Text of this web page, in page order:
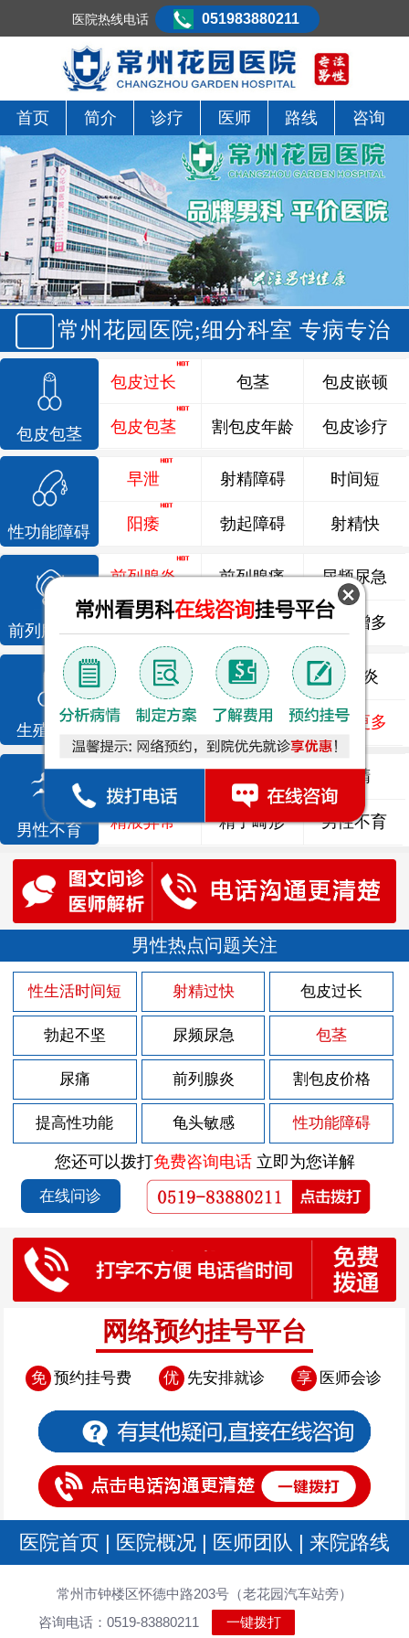
首页 简介 诊疗 医师 路线 咨询
常州花园医院;细分科室 专病专治
包皮包茎
包皮过长
包皮包茎
包茎
割包皮年龄
包皮嵌顿
包皮诊疗
性功能障碍
早泄
阳痿
射精障碍
勃起障碍
时间短
射精快
前列腺疾病
前列腺炎 前列腺痛 尿频尿急
前列腺增生 排尿不畅 夜尿增多
生殖感染
龟头炎 睾丸炎 尿道炎
尿相关 泌尿感染 了解更多
男性不育
死精 少精 弱精
精液异常 精子畸形 男性不育
男性热点问题关注
性生活时间短 射精过快 包皮过长
勃起不坚 尿频尿急 包茎
尿痛 前列腺炎 割包皮价格
提高性功能 龟头敏感 性功能障碍
您还可以拨打免费咨询电话立即为您详解
在线问诊
网络预约挂号平台
免 预约挂号费 优 先安排就诊 享 医师会诊
医院首页 | 医院概况 | 医师团队 | 来院路线
常州市钟楼区怀德中路203号（老花园汽车站旁）
咨询电话：0519-83880211
一键拨打
医院热线电话 051983880211